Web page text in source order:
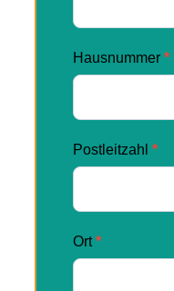
Hausnummer *
Postleitzahl *
Ort*